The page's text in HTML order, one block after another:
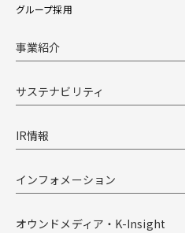
グループ採用
事業紹介
サステナビリティ
IR情報
インフォメーション
オウンドメディア・K-Insight